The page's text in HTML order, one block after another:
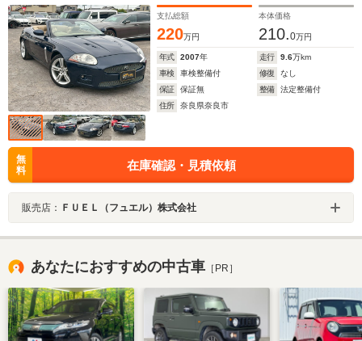
支払総額
220万円
本体価格
210.0万円
年式 2007年 走行 9.6万km
車検
車検整備付 修復
なし
保証
保証無 整備
法定整備付
住所
奈良県奈良市
無
料
在庫確認・見積依頼
販売店： ＦＵＥＬ（フュエル）株式会社
あなたにおすすめの中古車 ［PR］